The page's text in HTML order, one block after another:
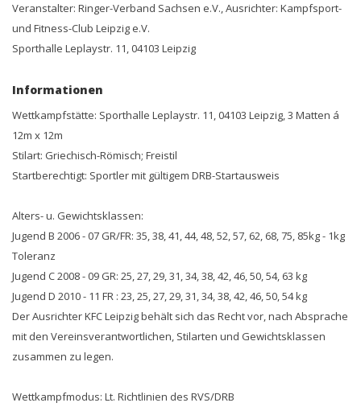
Veranstalter: Ringer-Verband Sachsen e.V., Ausrichter: Kampfsport-
und Fitness-Club Leipzig e.V.
Sporthalle Leplaystr. 11, 04103 Leipzig
Informationen
Wettkampfstätte: Sporthalle Leplaystr. 11, 04103 Leipzig, 3 Matten á
12m x 12m
Stilart: Griechisch-Römisch; Freistil
Startberechtigt: Sportler mit gültigem DRB-Startausweis
Alters- u. Gewichtsklassen:
Jugend B 2006 - 07 GR/FR: 35, 38, 41, 44, 48, 52, 57, 62, 68, 75, 85kg - 1kg
Toleranz
Jugend C 2008 - 09 GR: 25, 27, 29, 31, 34, 38, 42, 46, 50, 54, 63 kg
Jugend D 2010 - 11 FR : 23, 25, 27, 29, 31, 34, 38, 42, 46, 50, 54 kg
Der Ausrichter KFC Leipzig behält sich das Recht vor, nach Absprache
mit den Vereinsverantwortlichen, Stilarten und Gewichtsklassen
zusammen zu legen.
Wettkampfmodus: Lt. Richtlinien des RVS/DRB